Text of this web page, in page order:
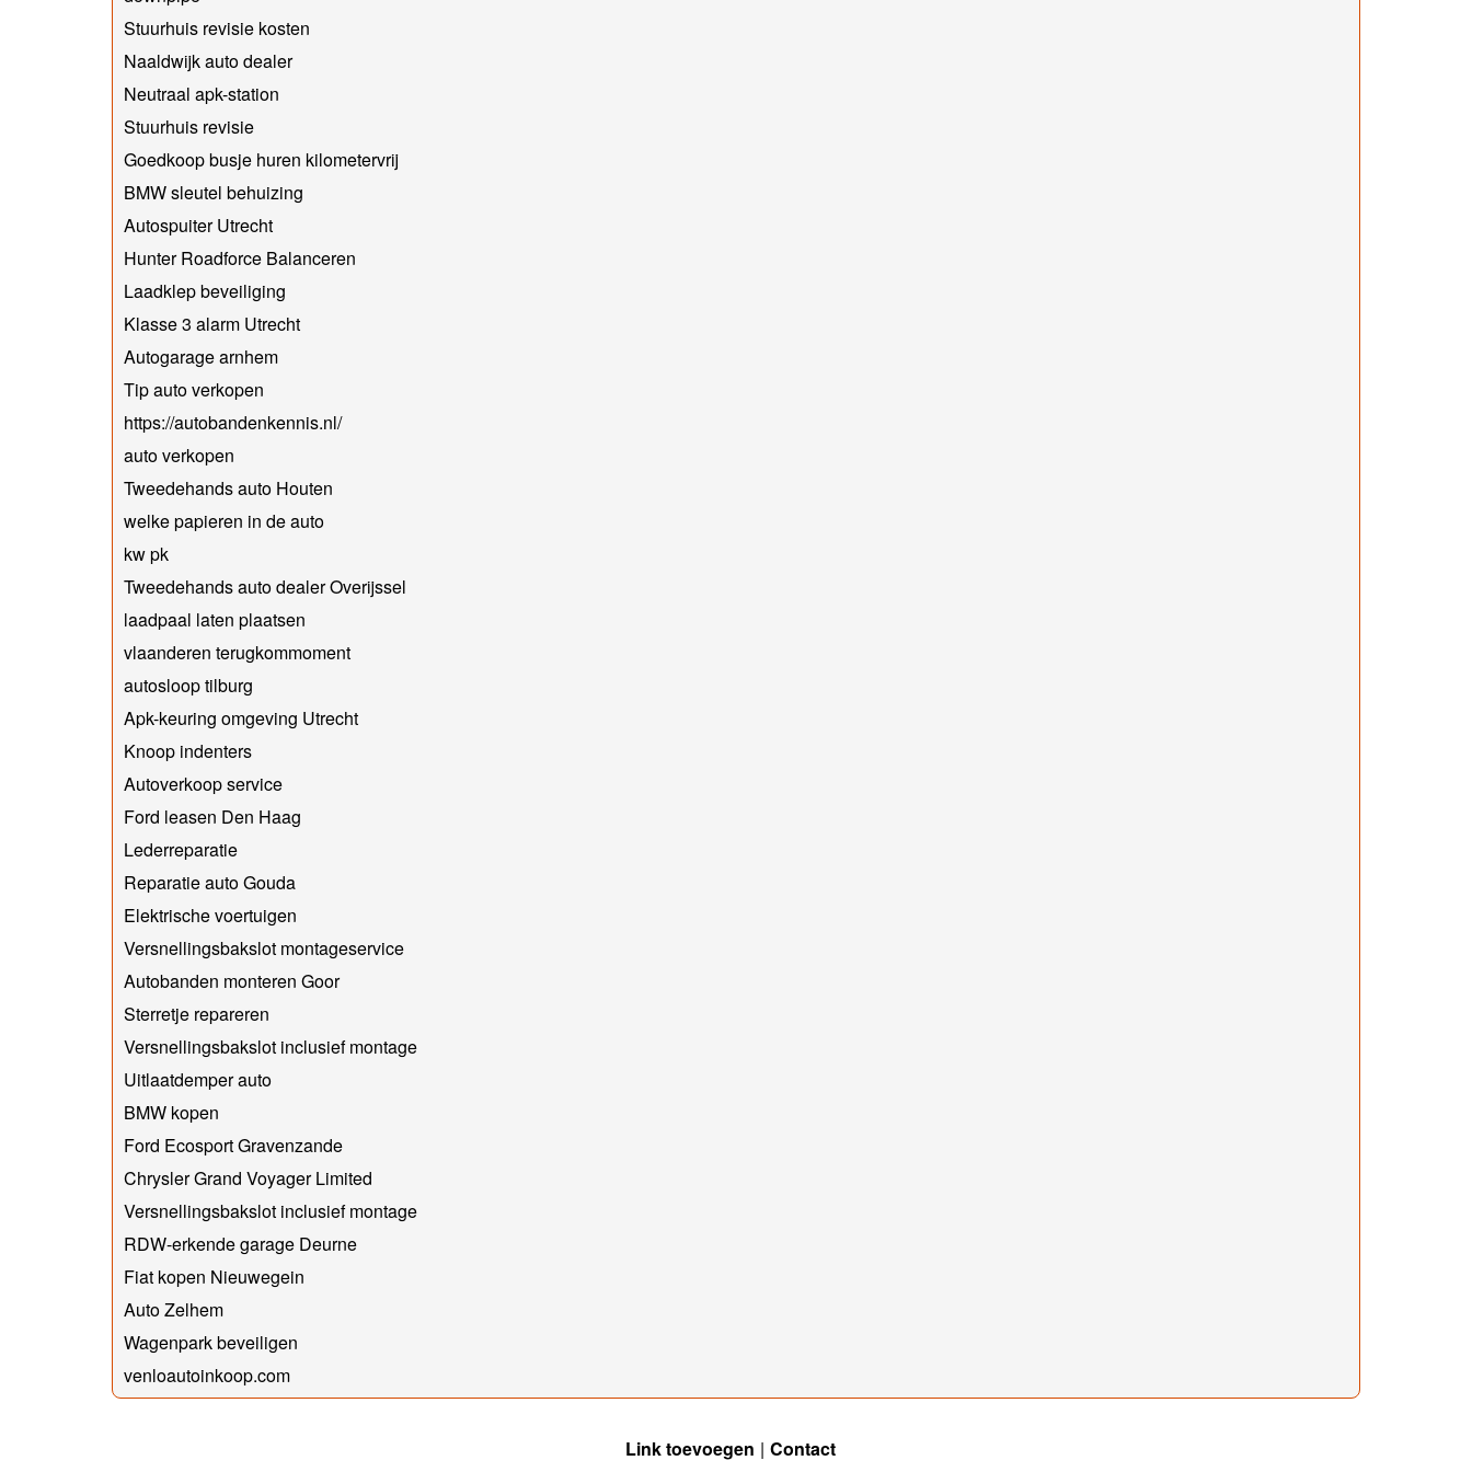
Stuurhuis revisie kosten
Naaldwijk auto dealer
Neutraal apk-station
Stuurhuis revisie
Goedkoop busje huren kilometervrij
BMW sleutel behuizing
Autospuiter Utrecht
Hunter Roadforce Balanceren
Laadklep beveiliging
Klasse 3 alarm Utrecht
Autogarage arnhem
Tip auto verkopen
https://autobandenkennis.nl/
auto verkopen
Tweedehands auto Houten
welke papieren in de auto
kw pk
Tweedehands auto dealer Overijssel
laadpaal laten plaatsen
vlaanderen terugkommoment
autosloop tilburg
Apk-keuring omgeving Utrecht
Knoop indenters
Autoverkoop service
Ford leasen Den Haag
Lederreparatie
Reparatie auto Gouda
Elektrische voertuigen
Versnellingsbakslot montageservice
Autobanden monteren Goor
Sterretje repareren
Versnellingsbakslot inclusief montage
Uitlaatdemper auto
BMW kopen
Ford Ecosport Gravenzande
Chrysler Grand Voyager Limited
Versnellingsbakslot inclusief montage
RDW-erkende garage Deurne
Fiat kopen Nieuwegein
Auto Zelhem
Wagenpark beveiligen
venloautoinkoop.com
Link toevoegen Contact